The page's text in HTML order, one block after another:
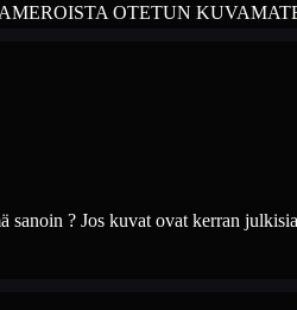
OTETUN
sanoin ? Jos kuvat ovat kerran